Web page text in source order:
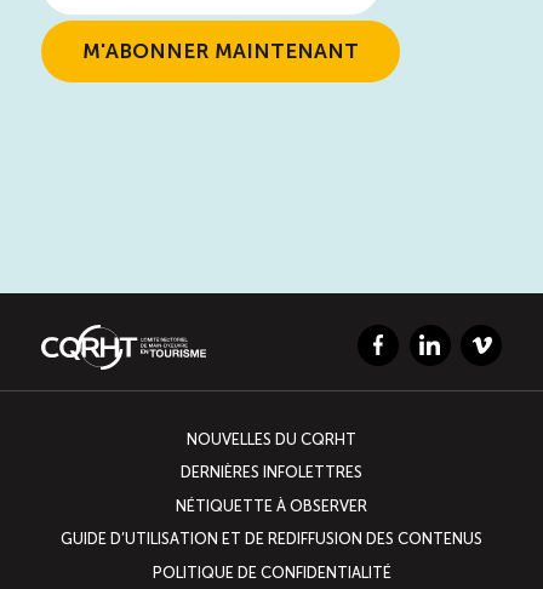
FacebookLinkedInVimeo
NOUVELLES DU CQRHT
DERNIÈRES INFOLETTRES
NÉTIQUETTE À OBSERVER
GUIDE D’UTILISATION ET DE REDIFFUSION DES CONTENUS
POLITIQUE DE CONFIDENTIALITÉ